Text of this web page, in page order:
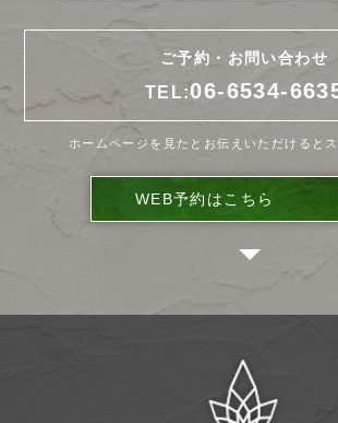
ご予約・お問い合わせ
TEL:06-6534-
ホームページを見たとお伝えいただけるとス
WEB予約はこちら